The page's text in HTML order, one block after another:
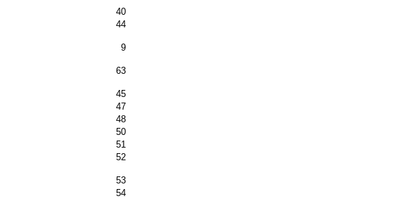
40
44
9
63
45
47
48
50
51
52
53
54